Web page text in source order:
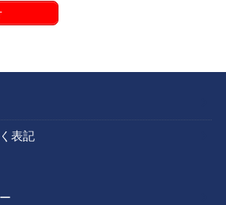
せ
表記